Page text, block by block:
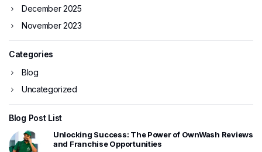
December 2025
November 2023
Categories
Blog
Uncategorized
Blog Post List
Unlocking Success: The Power of OwnWash Reviews
and Franchise Opportunities